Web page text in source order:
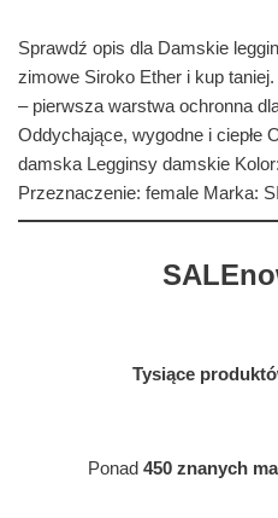
Sprawdź opis dla Damskie
zimowe Siroko Ether i kup
– pierwsza warstwa ochronna
Oddychające, wygodne i ciepłe
damska Legginsy damskie
Przeznaczenie: female Marka:
Tysiące
Ponad 450 znanych